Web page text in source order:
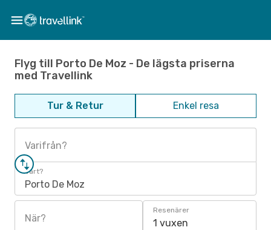
Flyg till Porto De Moz - De lägsta priserna
med Travellink
Tur & Retur Enkel resa
Varifrån?
Vart?
Porto De Moz
När?
Resenärer
1 vuxen